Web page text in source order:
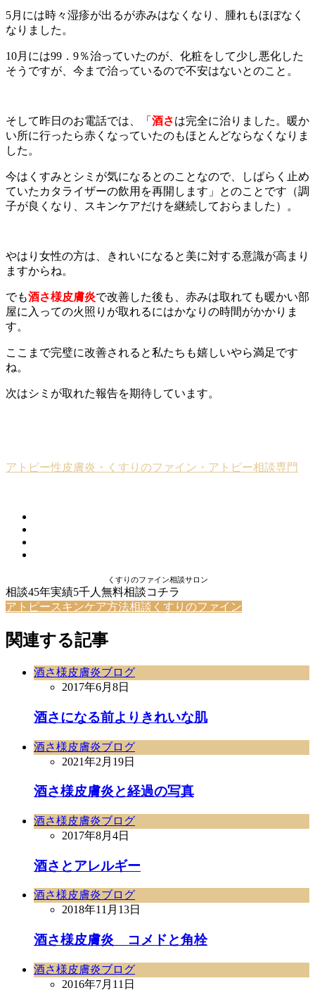
5月には時々湿疹が出るが赤みはなくなり、腫れもほぼなく
なりました。
10月には99．9％治っていたのが、化粧をして少し悪化した
そうですが、今まで治っているので不安はないとのこと。
そして昨日のお電話では、「 酒さは完全に治りました。暖か
い所に行ったら赤くなっていたのもほとんどならなくなりま
した。
今はくすみとシミが気になるとのことなので、しばらく止め
ていたカタライザーの飲用を再開します」とのことです（調
子が良くなり、スキンケアだけを継続しておらました）。
やはり女性の方は、きれいになると美に対する意識が高まり
ますからね。
でも酒さ様皮膚炎で改善した後も、赤みは取れても暖かい部
屋に入っての火照りが取れるにはかなりの時間がかかりま
す。
ここまで完璧に改善されると私たちも嬉しいやら満足です
ね。
次はシミが取れた報告を期待しています。
アト ピー性皮膚炎・くすりのファイン・アトピー相談専門
くすりのファイン相談サロン
相談45年実績5千人無料相談コチラ
アトピースキンケア方法相談くすりのファイン
関連する記事
酒さ様皮膚炎ブログ
2017年6月8日
酒さになる前よりきれいな肌
酒さ様皮膚炎ブログ
2021年2月19日
酒さ様皮膚炎と経過の写真
酒さ様皮膚炎ブログ
2017年8月4日
酒さとアレルギー
酒さ様皮膚炎ブログ
2018年11月13日
酒さ様皮膚炎 コメドと角栓
酒さ様皮膚炎ブログ
2016年7月11日